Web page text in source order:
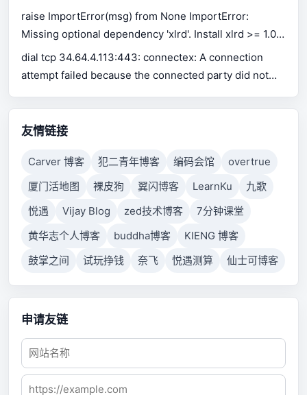
raise ImportError(msg) from None ImportError:
Missing optional dependency 'xlrd'. Install xlrd >= 1.0.0
for Excel support Use pip or conda to install xlrd.
dial tcp 34.64.4.113:443: connectex: A connection
attempt failed because the connected party did not
connection failed because connected host has failed
to respond.
友情链接
Carver 博客 犯二青年博客 编码会馆
overtrue
厦门活地图
裸皮狗 翼闪博客 LearnKu
九歌
悦遇
Vijay Blog zed技术博客
7分钟课堂
黄华志个人博客
buddha博客
KIENG 博客
鼓掌之间
试玩挣钱 奈飞 悦遇测算 仙士可博客
申请友链